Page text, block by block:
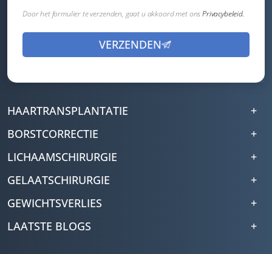
Door het formulier te verzenden, gaat u akkoord met onsPrivacybeleid.
HAARTRANSPLANTATIE
BORSTCORRECTIE
LICHAAMSCHIRURGIE
GELAATSCHIRURGIE
GEWICHTSVERLIES
LAATSTE BLOGS